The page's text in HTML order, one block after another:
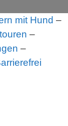
mit Hund –
–
–